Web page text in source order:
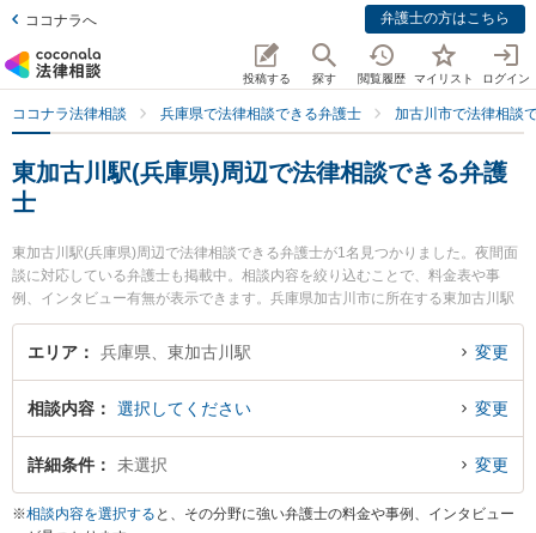
ココナラへ 弁護士の方はこちら
投稿する 探す 閲覧履歴 マイリスト ログイン
ココナラ法律相談 兵庫県で法律相談できる弁護士 加古川市で法律相談
東加古川駅(兵庫県)周辺で法律相談できる弁護
士
東加古川駅(兵庫県)周辺で法律相談できる弁護士が1名見つかりました。夜間面
談に対応している弁護士も掲載中。相談内容を絞り込むことで、料金表や事
例、インタビュー有無が表示できます。兵庫県加古川市に所在する東加古川駅
はJR神戸線(神戸～姫路)沿線の駅です。より多くの弁護士から探したいときは
市区町村検索や同一路線のより大きな駅も追加選択して探すと良いでしょう。
勤務先から通いやすい東加古川駅周辺に事務所を構える弁護士に面談予約した
い』『消費者金融の債務整理のトラブル解決の実績豊富な東加古川駅近くの弁
護士を検索したい』『初回無料で消費者金融の債務整理を法律相談できる東加
です。
エリア 兵庫県、東加古川駅 変更
相談内容 選択してください 変更
詳細条件 未選択 変更
※相談内容を選択する と、その分野に強い弁護士の料金や事例、インタビュー